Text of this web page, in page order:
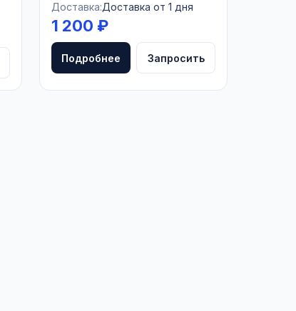
Доставка:Доставка от 1 дня
1 200 ₽
Подробнее Запросить